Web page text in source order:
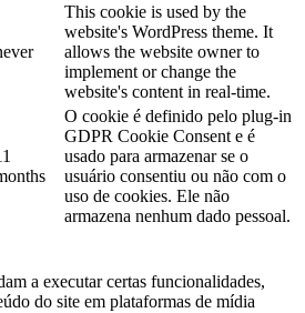
This cookie is used by the
website's WordPress theme. It
allows the website owner to
implement or change the
website's content in real-time.
O cookie é definido pelo plug-in
GDPR Cookie Consent e é
usado para armazenar se o
usuário consentiu ou não com o
uso de cookies. Ele não
armazena nenhum dado pessoal.
a executar certas funcionalidades,
do site em plataformas de mídia